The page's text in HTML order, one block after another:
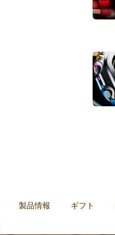
製品情報 ギフト